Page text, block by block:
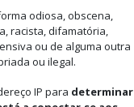
odiosa, obscena,
racista, difamatória,
ou de alguma outra
ou ilegal.
IP para determinar